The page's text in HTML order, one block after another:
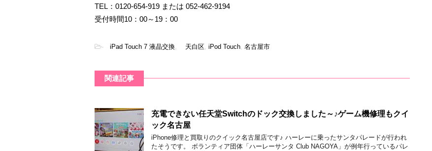
TEL：0120-654-919 または 052-462-9194
受付時間10：00～19：00
- iPad Touch 7 液晶交換, 天白区, iPod Touch, 名古屋市
関連記事
充電できない任天堂Switchのドック交換しました～♪ゲーム機修理もクイ
ック名古屋
iPhone修理と買取りのクイック名古屋店です♪ ハーレーに乗ったサンタパレードが行われ
たそうです。 ボランティア団体「ハーレーサンタ Club NAGOYA」が例年行っているパレ